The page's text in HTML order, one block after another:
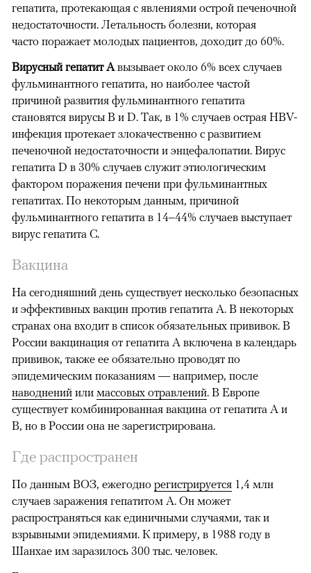
гепатита, протекающая с явлениями острой печеночной
недостаточности. Летальность болезни, которая
часто поражает молодых пациентов, доходит до 60%.
Вирусный гепатит Авызывает около 6% всех случаев
фульминантного гепатита, но наиболее частой
причиной развития фульминантного гепатита
становятся вирусы В и D. Так, в 1% случаев острая HBV-
инфекция протекает злокачественно с развитием
печеночной недостаточности и энцефалопатии. Вирус
гепатита D в 30% случаев служит этиологическим
фактором поражения печени при фульминантных
гепатитах. По некоторым данным, причиной
фульминантного гепатита в 14–44% случаев выступает
вирус гепатита С.
Вакцина
На сегодняшний день существует несколько безопасных
и эффективных вакцин против гепатита A. В некоторых
странах она входит в список обязательных прививок. В
России вакцинация от гепатита А включена в календарь
прививок, также ее обязательно проводят по
эпидемическим показаниям — например, после
наводнений или массовых отравлений. В Европе
существует комбинированная вакцина от гепатита А и
В, но в России она не зарегистрирована.
Где распространен
По данным ВОЗ, ежегодно регистрируется 1,4 млн
случаев заражения гепатитом А. Он может
распространяться как единичными случаями, так и
взрывными эпидемиями. К примеру, в 1988 году в
Шанхае им заразилось 300 тыс. человек.